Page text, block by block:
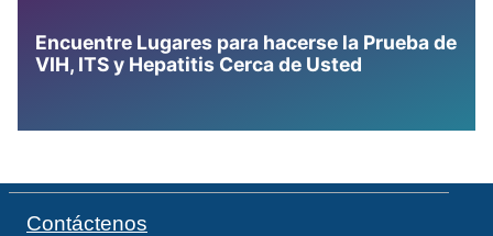
Encuentre Lugares para hacerse la Prueba de
VIH, ITS y Hepatitis Cerca de Usted
Contáctenos